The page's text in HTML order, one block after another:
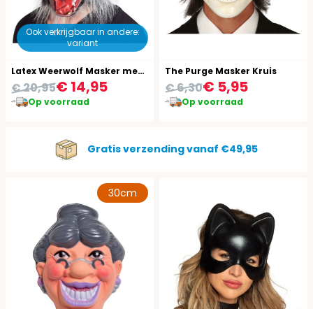
Ook verkrijgbaar in andere:
variant
Latex Weerwolf Masker met Haar
€ 14,95
€ 20,95
Op voorraad
The Purge Masker Kruis
€ 5,95
€ 6,30
Op voorraad
Gratis verzending vanaf €49,95
30cm